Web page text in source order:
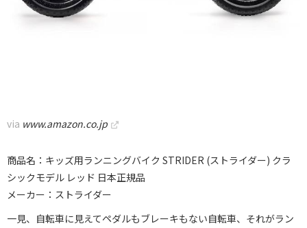
via www.amazon.co.jp
商品名：キッズ用ランニングバイク STRIDER (ストライダー) クラ
シックモデル レッド 日本正規品
メーカー：ストライダー
一見、自転車に見えてペダルもブレーキもない自転車、それがラン